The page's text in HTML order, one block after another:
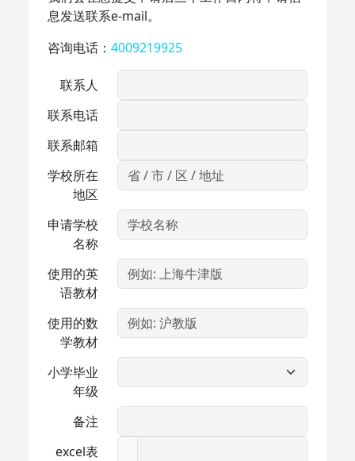
息发送联系e-mail。
咨询电话： 4009219925
联系人
联系电话
联系邮箱
学校所在
地区
申请学校
名称
使用的英
语教材
使用的数
学教材
小学毕业
年级
备注
excel表